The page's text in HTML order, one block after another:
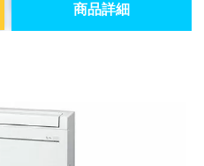
商品詳細